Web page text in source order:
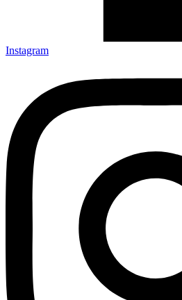
Instagram